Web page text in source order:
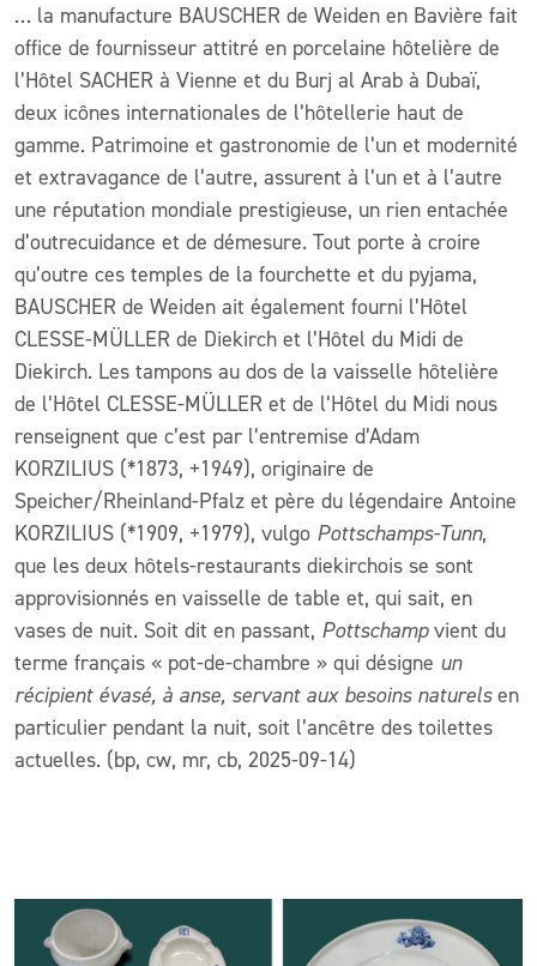
… la manufacture BAUSCHER de Weiden en Bavière fait
office de fournisseur attitré en porcelaine hôtelière de
l’Hôtel SACHER à Vienne et du Burj al Arab à Dubaï,
deux icônes internationales de l’hôtellerie haut de
gamme. Patrimoine et gastronomie de l’un et modernité
et extravagance de l’autre, assurent à l’un et à l’autre
une réputation mondiale prestigieuse, un rien entachée
d’outrecuidance et de démesure. Tout porte à croire
qu’outre ces temples de la fourchette et du pyjama,
BAUSCHER de Weiden ait également fourni l’Hôtel
CLESSE-MÜLLER de Diekirch et l’Hôtel du Midi de
Diekirch. Les tampons au dos de la vaisselle hôtelière
de l’Hôtel CLESSE-MÜLLER et de l’Hôtel du Midi nous
renseignent que c’est par l’entremise d’Adam
KORZILIUS (*1873, +1949), originaire de
Speicher/Rheinland-Pfalz et père du légendaire Antoine
KORZILIUS (*1909, +1979), vulgo Pottschamps-Tunn,
que les deux hôtels-restaurants diekirchois se sont
approvisionnés en vaisselle de table et, qui sait, en
vases de nuit. Soit dit en passant, Pottschampvient du
terme français « pot-de-chambre » qui désigne un
récipient évasé, à anse, servant aux besoins naturelsen
particulier pendant la nuit, soit l’ancêtre des toilettes
actuelles. (bp, cw, mr, cb, 2025-09-14)